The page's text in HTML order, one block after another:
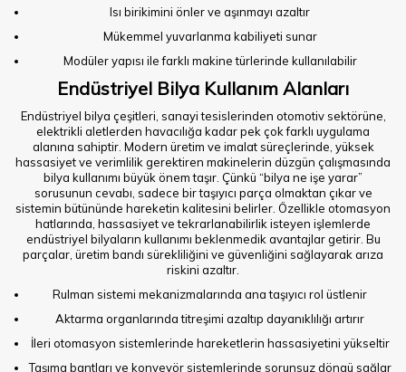
Isı birikimini önler ve aşınmayı azaltır
Mükemmel yuvarlanma kabiliyeti sunar
Modüler yapısı ile farklı makine türlerinde kullanılabilir
Endüstriyel Bilya Kullanım Alanları
Endüstriyel bilya çeşitleri, sanayi tesislerinden otomotiv sektörüne,
elektrikli aletlerden havacılığa kadar pek çok farklı uygulama
alanına sahiptir. Modern üretim ve imalat süreçlerinde, yüksek
hassasiyet ve verimlilik gerektiren makinelerin düzgün çalışmasında
bilya kullanımı büyük önem taşır. Çünkü “bilya ne işe yarar”
sorusunun cevabı, sadece bir taşıyıcı parça olmaktan çıkar ve
sistemin bütününde hareketin kalitesini belirler. Özellikle otomasyon
hatlarında, hassasiyet ve tekrarlanabilirlik isteyen işlemlerde
endüstriyel bilyaların kullanımı beklenmedik avantajlar getirir. Bu
parçalar, üretim bandı sürekliliğini ve güvenliğini sağlayarak arıza
riskini azaltır.
Rulman sistemi mekanizmalarında ana taşıyıcı rol üstlenir
Aktarma organlarında titreşimi azaltıp dayanıklılığı artırır
İleri otomasyon sistemlerinde hareketlerin hassasiyetini yükseltir
Taşıma bantları ve konveyör sistemlerinde sorunsuz döngü sağlar